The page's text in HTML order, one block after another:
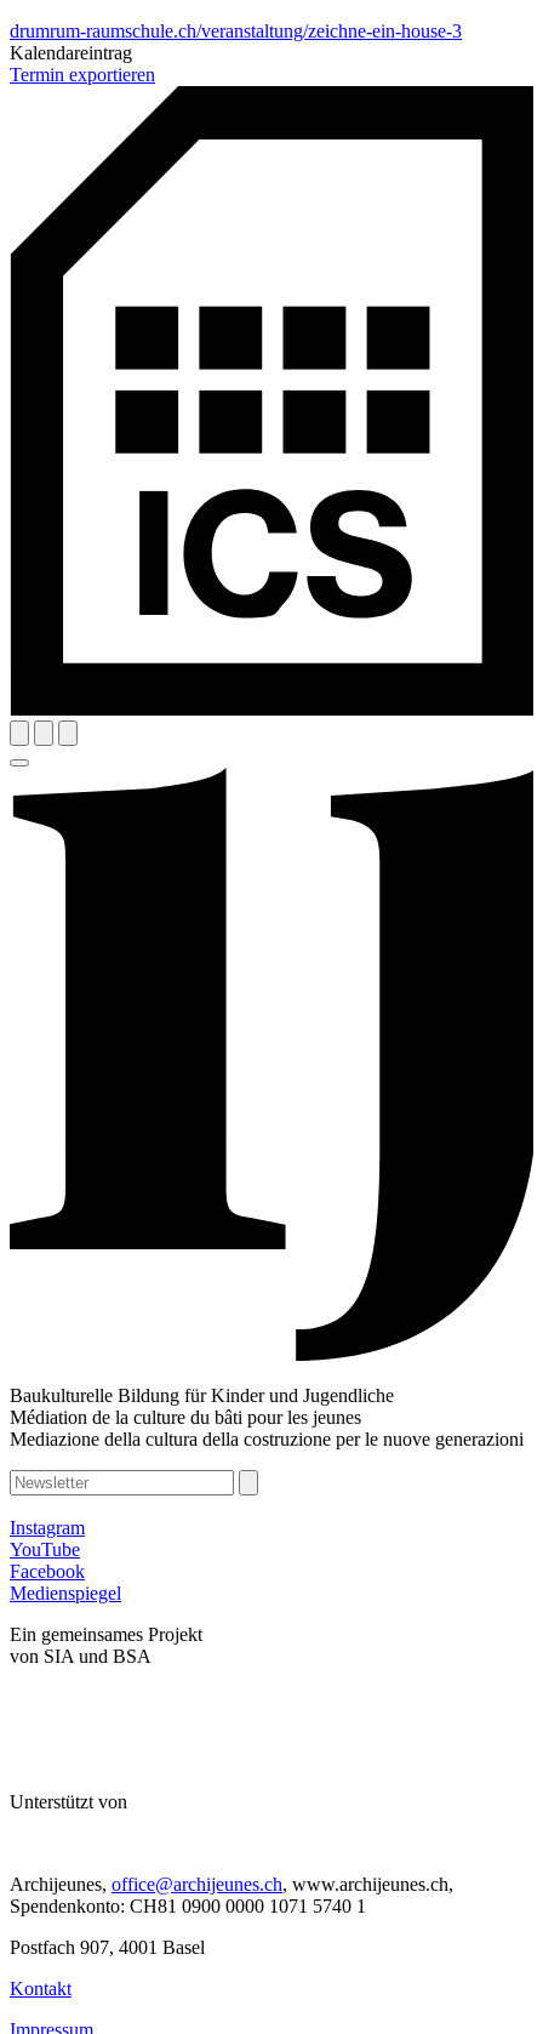
drumrum-raumschule.ch/veranstaltung/zeichne-ein-house-3
Kalendareintrag
Termin exportieren
Baukulturelle Bildung für Kinder und Jugendliche
Médiation de la culture du bâti pour les jeunes
Mediazione della cultura della costruzione per le nuove generazioni
Instagram
YouTube
Facebook
Medienspiegel
Ein gemeinsames Projekt
von SIA und BSA
Unterstützt von
Archijeunes, office@archijeunes.ch, www.archijeunes.ch,
Spendenkonto: CH81 0900 0000 1071 5740 1
Postfach 907, 4001 Basel
Kontakt